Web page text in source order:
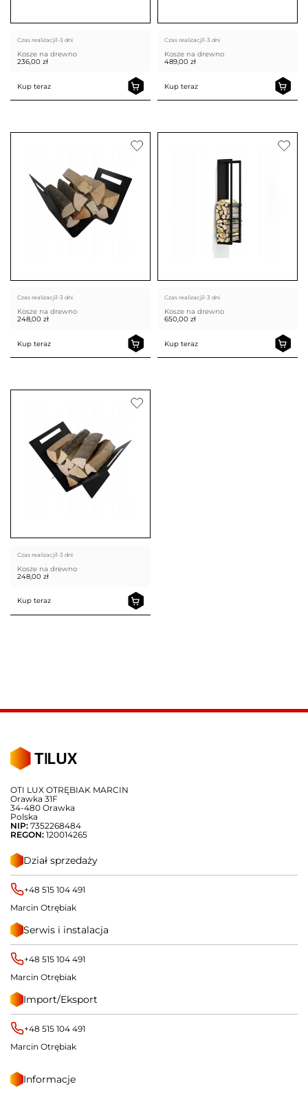
Czas realizacji1-3 dni
Kosze na drewno
236,00 zł
Kup teraz
Czas realizacji1-3 dni
Kosze na drewno
489,00 zł
Kup teraz
Czas realizacji1-3 dni
Kosze na drewno
248,00 zł
Kup teraz
Czas realizacji1-3 dni
Kosze na drewno
650,00 zł
Kup teraz
Czas realizacji1-3 dni
Kosze na drewno
248,00 zł
Kup teraz
OTI LUX OTRĘBIAK MARCIN
Orawka 31F
34-480 Orawka
Polska
NIP: 7352268484
REGON: 120014265
Dział sprzedaży
+48 515 104 491
Marcin Otrębiak
Serwis i instalacja
+48 515 104 491
Marcin Otrębiak
Import/Eksport
+48 515 104 491
Marcin Otrębiak
Informacje